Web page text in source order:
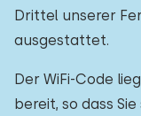
Drittel unserer
ausgestattet.
Der WiFi-Code
bereit, so dass